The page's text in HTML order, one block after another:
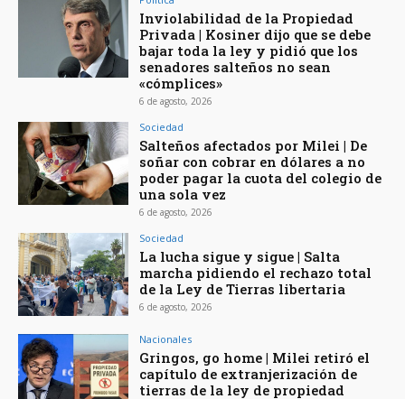
Inviolabilidad de la Propiedad
Privada | Kosiner dijo que se debe
bajar toda la ley y pidió que los
senadores salteños no sean
«cómplices»
6 de agosto, 2026
Sociedad
Salteños afectados por Milei | De
soñar con cobrar en dólares a no
poder pagar la cuota del colegio de
una sola vez
6 de agosto, 2026
Sociedad
La lucha sigue y sigue | Salta
marcha pidiendo el rechazo total
de la Ley de Tierras libertaria
6 de agosto, 2026
Nacionales
Gringos, go home | Milei retiró el
capítulo de extranjerización de
tierras de la ley de propiedad